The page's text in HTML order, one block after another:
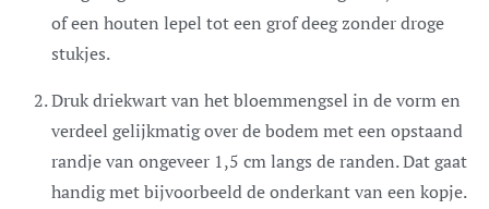
of een houten lepel tot een grof deeg zonder droge
stukjes.
Druk driekwart van het bloemmengsel in de vorm en
verdeel gelijkmatig over de bodem met een opstaand
randje van ongeveer 1,5 cm langs de randen. Dat gaat
handig met bijvoorbeeld de onderkant van een kopje.